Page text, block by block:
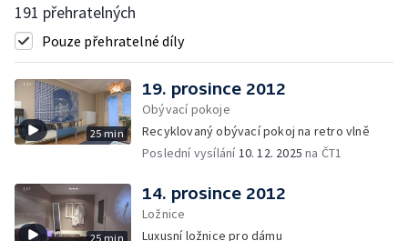
191 přehratelných
Pouze přehratelné díly
25 min
19. prosince 2012
Obývací pokoje
Recyklovaný obývací pokoj na retro vlně
Poslední vysílání10. 12. 2025 na ČT1
25 min
14. prosince 2012
Ložnice
Luxusní ložnice pro dámu